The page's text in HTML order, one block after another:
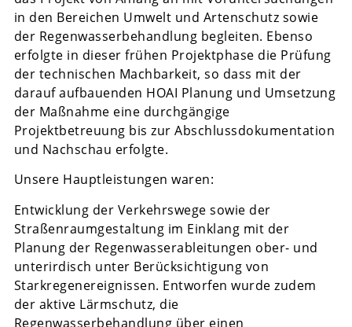
in den Bereichen Umwelt und Artenschutz sowie
der Regenwasserbehandlung begleiten. Ebenso
erfolgte in dieser frühen Projektphase die Prüfung
der technischen Machbarkeit, so dass mit der
darauf aufbauenden HOAI Planung und Umsetzung
der Maßnahme eine durchgängige
Projektbetreuung bis zur Abschlussdokumentation
und Nachschau erfolgte.
Unsere Hauptleistungen waren:
Entwicklung der Verkehrswege sowie der
Straßenraumgestaltung im Einklang mit der
Planung der Regenwasserableitungen ober- und
unterirdisch unter Berücksichtigung von
Starkregenereignissen. Entworfen wurde zudem
der aktive Lärmschutz, die
Regenwasserbehandlung über einen